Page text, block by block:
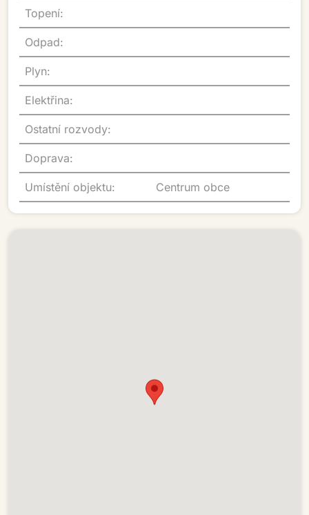
Topení:
Odpad:
Plyn:
Elektřina:
Ostatní rozvody:
Doprava:
Umístění objektu: Centrum obce